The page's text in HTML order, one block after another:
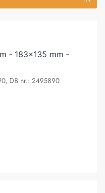
- 183x135 mm -
DB nr.: 2495890